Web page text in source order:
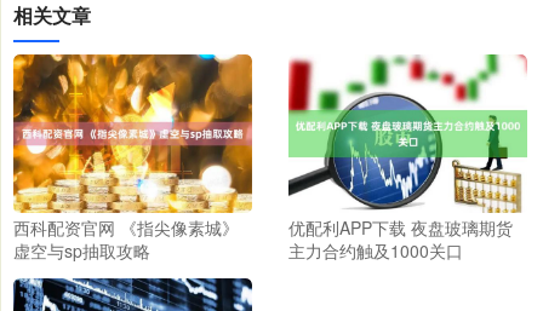
相关文章
西科配资官网 《指尖像素城》
虚空与sp抽取攻略
优配利APP下载 夜盘玻璃期货
主力合约触及1000关口